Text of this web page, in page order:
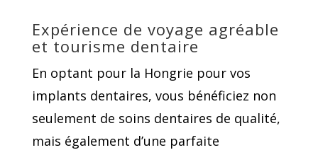
Expérience de voyage agréable
ettourisme dentaire
En optant pour la Hongrie pour vos
implants dentaires, vous bénéficiez non
seulement de soins dentaires de qualité,
mais également d’une parfaite